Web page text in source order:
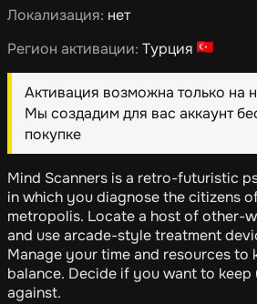
Локализация: нет
Регион активации: Турция
Активация возможна только на
Мы создадим для вас аккаунт
покупке
Mind Scanners is a retro-futuristic
in which you diagnose the citizens
metropolis. Locate a host of other-
and use arcade-style treatment
Manage your time and resources to
balance. Decide if you want to
against.